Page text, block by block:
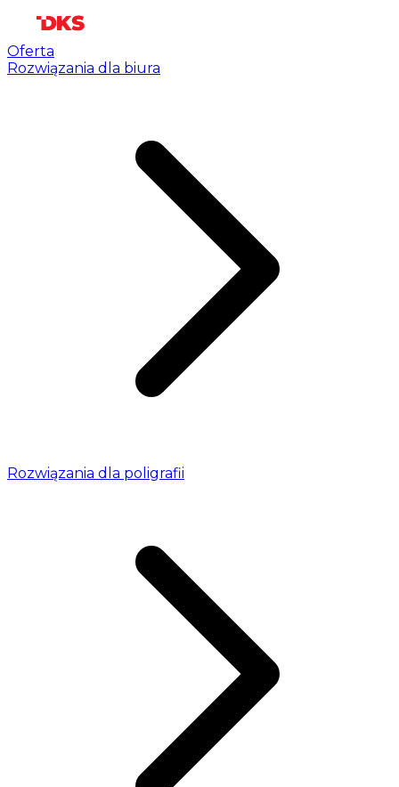
Oferta
Rozwiązania dla biura
Rozwiązania dla poligrafii